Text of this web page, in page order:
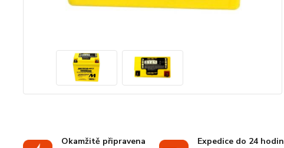
Okamžitě připravena
Expedice do 24 hodin